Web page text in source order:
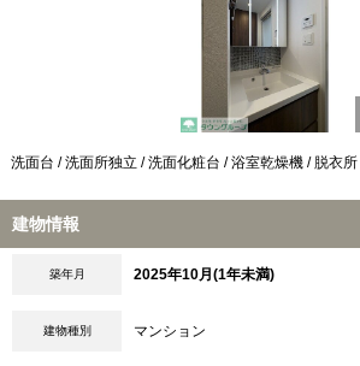
洗面台 / 洗面所独立 / 洗面化粧台 / 浴室乾燥機 / 脱衣
建物情報
築年月 2025年10月(1年未満)
建物種別 マンション